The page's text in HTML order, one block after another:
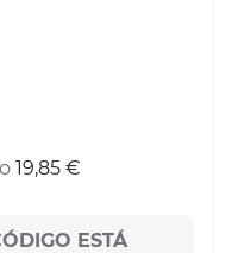
19,85 €
ESTÁ